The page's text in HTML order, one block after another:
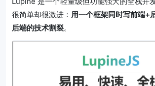
很简单却很激进： 用一个框架同时写前端+
后端的技术割裂。